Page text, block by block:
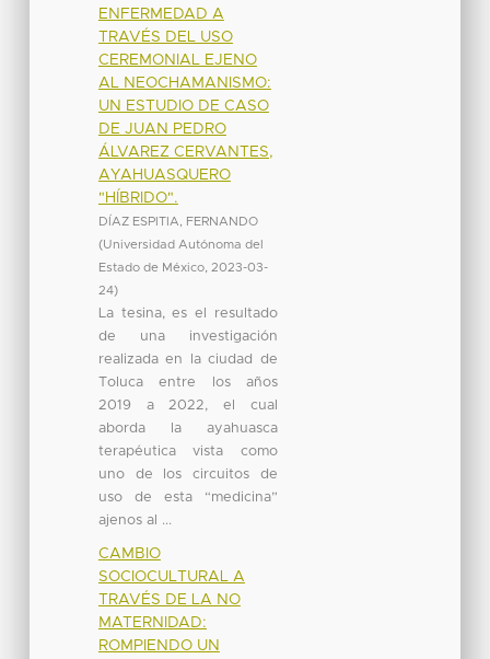
ENFERMEDAD A
TRAVÉS DEL USO
CEREMONIAL EJENO
AL NEOCHAMANISMO:
UN ESTUDIO DE CASO
DE JUAN PEDRO
ÁLVAREZ CERVANTES,
AYAHUASQUERO
"HÍBRIDO".
DÍAZ ESPITIA, FERNANDO
(Universidad Autónoma del
Estado de México, 2023-03-
24)
La tesina, es el resultado
de una investigación
realizada en la ciudad de
Toluca entre los años
2019 a 2022, el cual
aborda la ayahuasca
terapéutica vista como
uno de los circuitos de
uso de esta “medicina”
ajenos al ...
CAMBIO
SOCIOCULTURAL A
TRAVÉS DE LA NO
MATERNIDAD:
ROMPIENDO UN